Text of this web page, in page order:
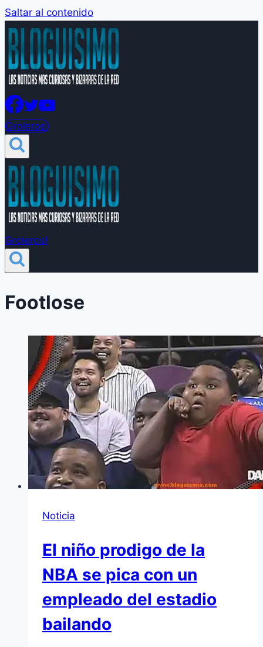
Saltar al contenido
Groleros!
Groleros!
Footlose
Noticia
El niño prodigo de la
NBA se pica con un
empleado del estadio
bailando